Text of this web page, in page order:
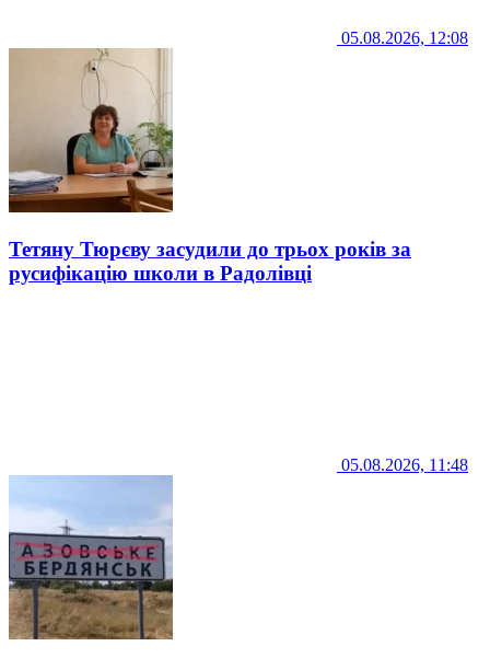
05.08.2026, 12:08
Тетяну Тюрєву засудили до трьох років за
русифікацію школи в Радолівці
05.08.2026, 11:48